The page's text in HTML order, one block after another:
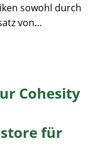
sowohl durch
von...
Cohesity
für